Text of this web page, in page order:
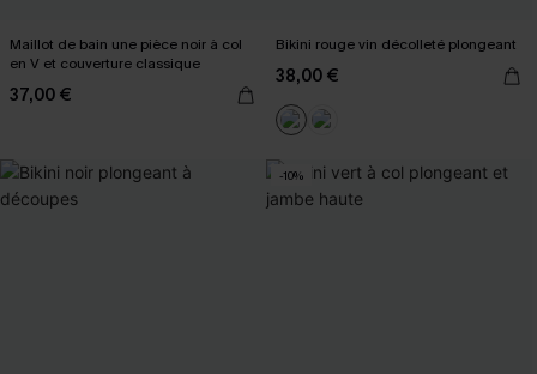
Maillot de bain une pièce noir à col
en V et couverture classique
37,00 €
Bikini rouge vin décolleté plongeant
38,00 €
-10%